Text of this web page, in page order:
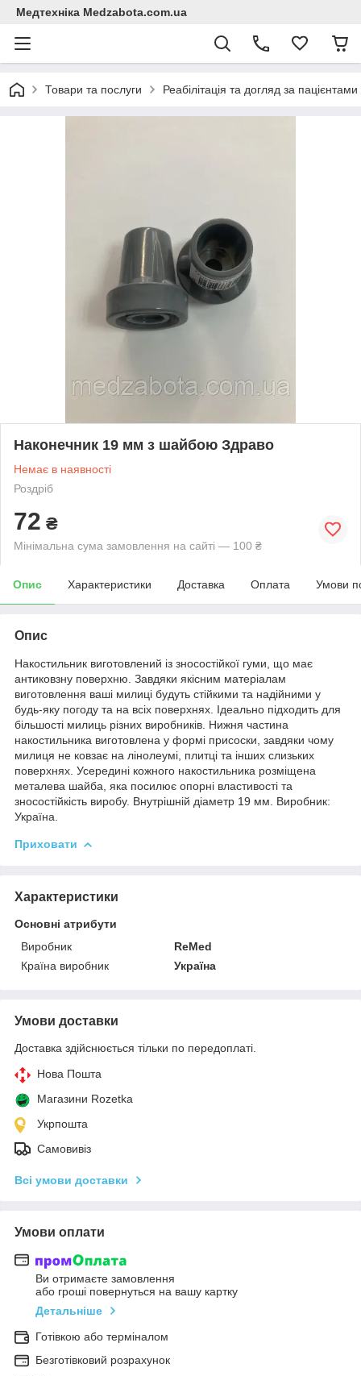
Медтехніка Medzabota.com.ua
Товари та послуги Реабілітація та догляд за пацієнтами
Наконечник 19 мм з шайбою Здраво
Немає в наявності
Роздріб
72 ₴
Мінімальна сума замовлення на сайті — 100 ₴
Опис Характеристики Доставка Оплата Умови
Опис
Накостильник виготовлений із зносостійкої гуми, що має
антиковзну поверхню. Завдяки якісним матеріалам
виготовлення ваші милиці будуть стійкими та надійними у
будь-яку погоду та на всіх поверхнях. Ідеально підходить для
більшості милиць різних виробників. Нижня частина
накостильника виготовлена у формі присоски, завдяки чому
милиця не ковзає на лінолеумі, плитці та інших слизьких
поверхнях. Усередині кожного накостильника розміщена
металева шайба, яка посилює опорні властивості та
зносостійкість виробу. Внутрішній діаметр 19 мм. Виробник:
Україна.
Приховати
Характеристики
Основні атрибути
Виробник
ReMed
Країна виробник
Україна
Умови доставки
Доставка здійснюється тільки по передоплаті.
Нова Пошта
Магазини Rozetka
Укрпошта
Самовивіз
Всі умови доставки
Умови оплати
Ви отримаєте замовлення
або гроші повернуться на вашу картку
Детальніше
Готівкою або терміналом
Безготівковий розрахунок